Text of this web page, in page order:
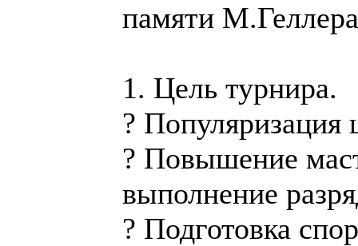
памяти М.Геллера
1. Цель турнира.
?
? Повышение
выполнение
? Подготовка